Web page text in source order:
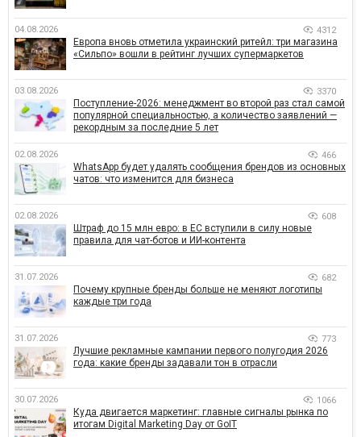
04.08.2026 4312
Европа вновь отметила украинский ритейл: три магазина
«Сильпо» вошли в рейтинг лучших супермаркетов
03.08.2026 3370
Поступление-2026: менеджмент во второй раз стал самой
популярной специальностью, а количество заявлений —
рекордным за последние 5 лет
02.08.2026 466
WhatsApp будет удалять сообщения брендов из основных
чатов: что изменится для бизнеса
02.08.2026 608
Штраф до 15 млн евро: в ЕС вступили в силу новые
правила для чат-ботов и ИИ-контента
31.07.2026 682
Почему крупные бренды больше не меняют логотипы
каждые три года
31.07.2026 773
Лучшие рекламные кампании первого полугодия 2026
года: какие бренды задавали тон в отрасли
30.07.2026 1066
Куда двигается маркетинг: главные сигналы рынка по
итогам Digital Marketing Day от GoIT